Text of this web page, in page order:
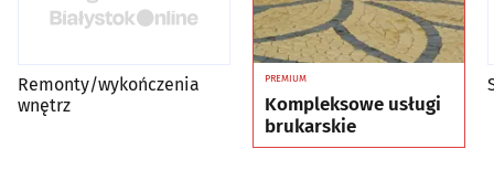
Remonty/wykończenia
wnętrz
PREMIUM
Kompleksowe usługi
brukarskie